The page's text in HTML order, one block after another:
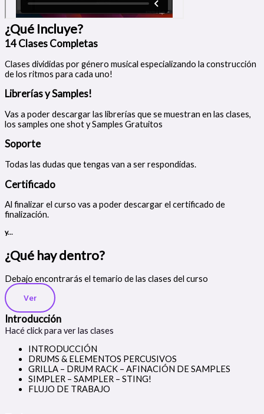
¿Qué Incluye?
14 Clases Completas
Clases divididas por género musical especializando la construcción
de los ritmos para cada uno!
Librerías y Samples!
Vas a poder descargar las librerías que se muestran en las clases,
los samples one shot y Samples Gratuitos
Soporte
Todas las dudas que tengas van a ser respondidas.
Certificado
Al finalizar el curso vas a poder descargar el certificado de
finalización.
y...
¿Qué hay dentro?
Debajo encontrarás el temario de las clases del curso
Ver
Introducción
Hacé click para ver las clases
INTRODUCCIÓN
DRUMS & ELEMENTOS PERCUSIVOS
GRILLA – DRUM RACK – AFINACIÓN DE SAMPLES
SIMPLER – SAMPLER – STING!
FLUJO DE TRABAJO